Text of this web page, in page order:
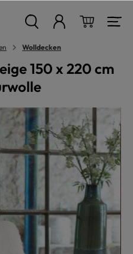
Wolldecken
150 x 220 cm